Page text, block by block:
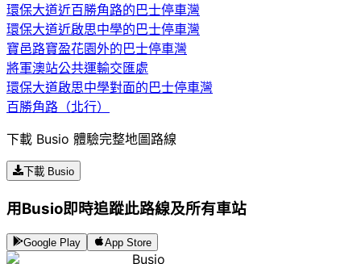
環保大道近百勝角路的巴士停車灣
環保大道近啟思中學的巴士停車灣
寶邑路寶盈花園外的巴士停車灣
將軍澳站公共運輸交匯處
環保大道啟思中學對面的巴士停車灣
百勝角路（北行）
下載 Busio 體驗完整地圖路線
下載 Busio
用Busio即時追蹤此路線及所有車站
Google Play App Store
Busio